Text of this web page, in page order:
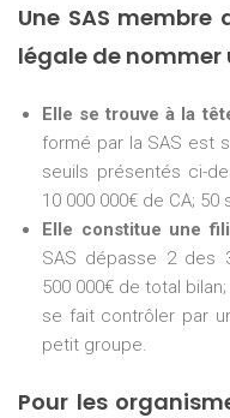
Une SAS membre
légale de
Elle se trouve à la
formé par la SAS est
seuils présentés ci-
10 000 000€ de CA; 50
Elle constitue une
SAS dépasse 2 des
500 000€ de total
se fait contrôler par
petit groupe.
Pour les